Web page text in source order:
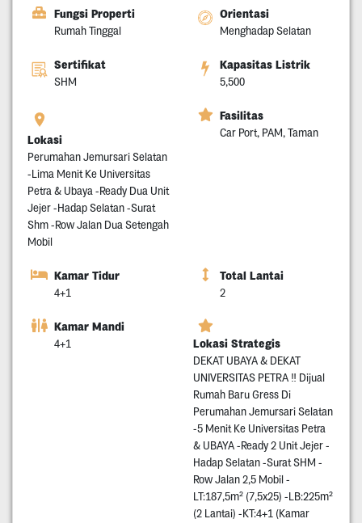
Fungsi Properti
Rumah Tinggal
Orientasi
Menghadap Selatan
Sertifikat
SHM
Kapasitas Listrik
5,500
Lokasi
Perumahan Jemursari Selatan
-Lima Menit Ke Universitas
Petra & Ubaya -Ready Dua Unit
Jejer -Hadap Selatan -Surat
Shm -Row Jalan Dua Setengah
Mobil
Fasilitas
Car Port, PAM, Taman
Kamar Tidur
4+1
Total Lantai
2
Kamar Mandi
4+1 Lokasi Strategis
DEKAT UBAYA & DEKAT
UNIVERSITAS PETRA ‼️ Dijual
Rumah Baru Gress Di
Perumahan Jemursari Selatan
-5 Menit Ke Universitas Petra
& UBAYA -Ready 2 Unit Jejer -
Hadap Selatan -Surat SHM -
Row Jalan 2,5 Mobil -
LT:187,5m² (7,5x25) -LB:225m²
(2 Lantai) -KT:4+1 (Kamar